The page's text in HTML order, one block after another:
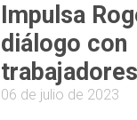
Impulsa
diálogo con
06 de julio de 2023